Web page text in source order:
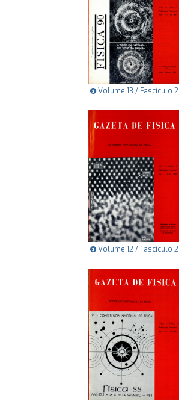
Volume 13 / Fascículo 2
Volume 12 / Fascículo 2